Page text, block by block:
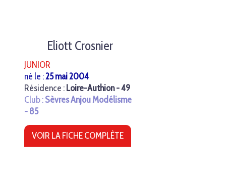
Eliott Crosnier
JUNIOR
né le :25 mai 2004
Résidence :Loire-Authion - 49
Club :Sèvres Anjou Modélisme
- 85
VOIR LA FICHE COMPLÈTE